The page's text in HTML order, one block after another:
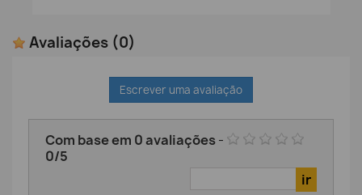
Avaliações (0)
Escrever uma avaliação
Com base em 0avaliações-
0/5